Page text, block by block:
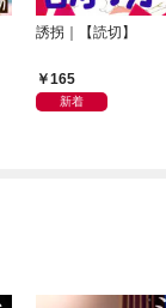
誘拐｜【読切】
165
新着